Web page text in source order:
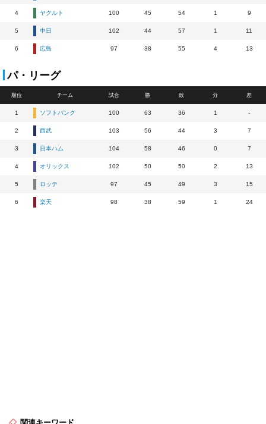
4 ヤクルト 100 45 54 1 9
5 中日 102 44 57 1 11
6 広島 97 38 55 4 13
パ・リーグ
順位 チーム 試合 勝 敗 分 差
1 ソフトバンク 100 63 36 1 -
2 西武 103 56 44 3 7
3 日本ハム 104 58 46 0 7
4 オリックス 102 50 50 2 13
5 ロッテ 97 45 49 3 15
6 楽天 98 38 59 1 24